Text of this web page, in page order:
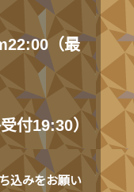
（最
付19:30）
込みをお願い